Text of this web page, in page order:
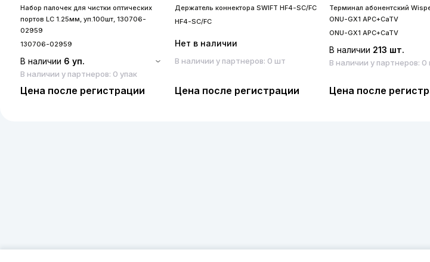
Набор палочек для чистки оптических
портов LC 1.25мм, уп.100шт, 130706-
02959
130706-02959
В наличии 6 уп.
В наличии у партнеров: 0 упак
Цена после регистрации
Держатель коннектора SWIFT HF4-SC/FC
HF4-SC/FC
Нет в наличии
В наличии у партнеров: 0 шт
Цена после регистрации
Терминал абонентский
ONU-GX1 APC+CaTV
ONU-GX1 APC+CaTV
В наличии 213 шт.
В наличии у партнеров: 0
Цена после